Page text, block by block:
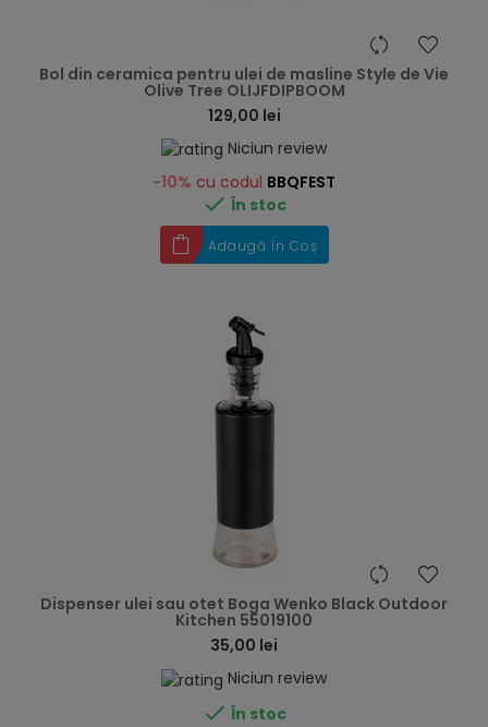
Bol din ceramica pentru ulei de masline Style de Vie
Olive Tree OLIJFDIPBOOM
129,00 lei
Niciun review
-10% cu codul BBQFEST
 În stoc
Adaugă în Coș
Dispenser ulei sau otet Boga Wenko Black Outdoor
Kitchen 55019100
35,00 lei
Niciun review
 În stoc